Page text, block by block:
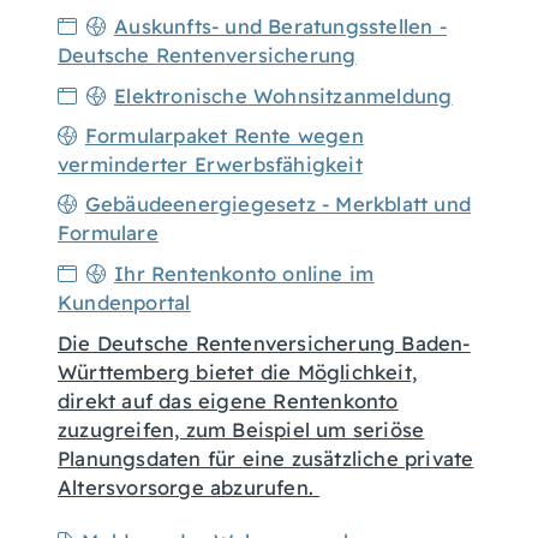
Auskunfts- und Beratungsstellen -
Deutsche Rentenversicherung
Elektronische Wohnsitzanmeldung
Formularpaket Rente wegen
verminderter Erwerbsfähigkeit
Gebäudeenergiegesetz - Merkblatt und
Formulare
Ihr Rentenkonto online im
Kundenportal
Die Deutsche Rentenversicherung Baden-
Württemberg bietet die Möglichkeit,
direkt auf das eigene Rentenkonto
zuzugreifen, zum Beispiel um seriöse
Planungsdaten für eine zusätzliche private
Altersvorsorge abzurufen.